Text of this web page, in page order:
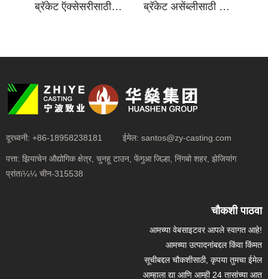
ब्रॅकेट ऍक्सेसरीसाठी वॉटर ग्लास इन्व्हेस्टमेंट कास्टिंग ब्रॅकेट असेंब्लीसाठी वॉटर ग्लास इन्व्हेस्टमेंट कास्टिंग
दूरध्वनी: +86-18958238181 ईमेल: santos@zy-casting.com
पत्ता: झियाचेन औद्योगिक क्षेत्र, चुनहू टाउन, फेंगुआ जिल्हा, निंगबो शहर, झेजियांग
प्रांतï¼¼ चीन-315538
चौकशी पाठवा
आमच्या वेबसाइटवर आपले स्वागत आहे!
आमच्या उत्पादनांबद्दल किंवा किंमत
सूचीबद्दल चौकशीसाठी, कृपया तुमचा ईमेल
आम्हाला द्या आणि आम्ही 24 तासांच्या आत